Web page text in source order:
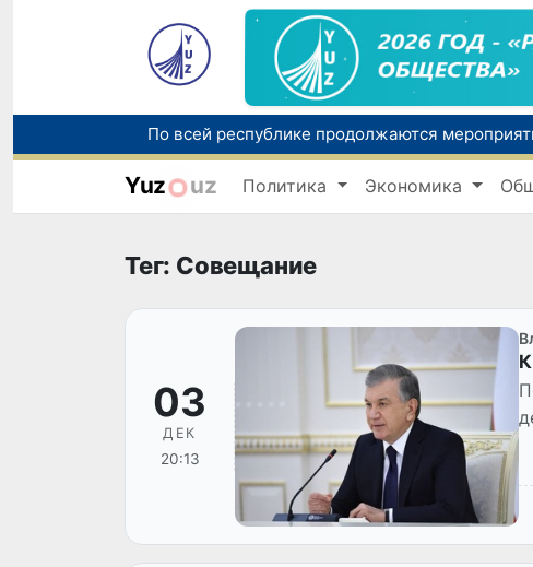
Yuz uz Политика Экономика
Тег: Совещание
03
ДЕК
20:13